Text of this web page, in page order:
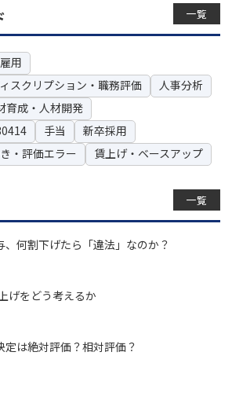
一覧
用
スクリプション・職務評価
人事分析
育成・人材開発
手当
新卒採用
・評価エラー
賃上げ・ベースアップ
一覧
、何割下げたら「違法」なのか？
げをどう考えるか
定は絶対評価？相対評価？